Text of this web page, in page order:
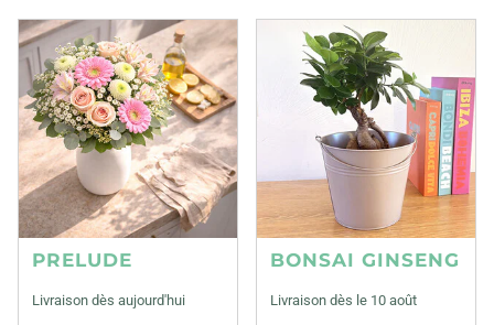
PRELUDE
Livraison dès aujourd'hui
BONSAI GINSENG
Livraison dès le 10 août